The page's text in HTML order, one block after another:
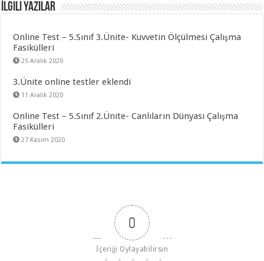
İlgili Yazılar
Online Test – 5.Sınıf 3.Ünite- Kuvvetin Ölçülmesi Çalışma
Fasikülleri
25 Aralık 2020
3.Ünite online testler eklendi
11 Aralık 2020
Online Test – 5.Sınıf 2.Ünite- Canlıların Dünyası Çalışma
Fasikülleri
27 Kasım 2020
0
İçeriği Oylayabilirsin